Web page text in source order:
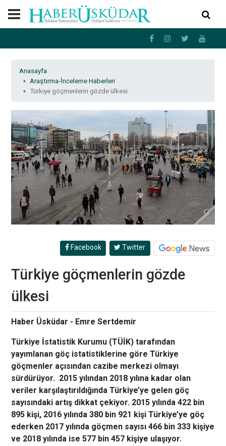
Anasayfa
Araştırma-İnceleme Haberleri
Türkiye göçmenlerin gözde ülkesi
Facebook Twitter
Türkiye göçmenlerin gözde
ülkesi
Haber Üsküdar - Emre Sertdemir
Türkiye İstatistik Kurumu (TÜİK) tarafından
yayımlanan göç istatistiklerine göre Türkiye
göçmenler açısından cazibe merkezi olmayı
sürdürüyor. 2015 yılından 2018 yılına kadar olan
veriler karşılaştırıldığında Türkiye’ye gelen göç
sayısındaki artış dikkat çekiyor. 2015 yılında 422 bin
895 kişi, 2016 yılında 380 bin 921 kişi Türkiye’ye göç
ederken 2017 yılında göçmen sayısı 466 bin 333 kişiye
ve 2018 yılında ise 577 bin 457 kişiye ulaşıyor.